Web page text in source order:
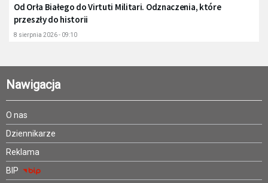
Od Orła Białego do Virtuti Militari. Odznaczenia, które
przeszły do historii
8 sierpnia 2026 - 09:10
Nawigacja
O nas
Dziennikarze
Reklama
BIP